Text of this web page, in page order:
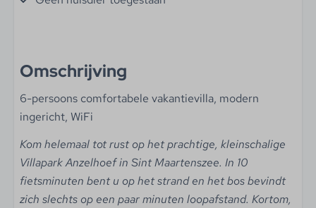
Woonoppervlakte (m²): 90
Roken niet toegestaan
Flatscreen TV
Keuken
Filter koffiezetapparaat
Waterkoker
Vaatwasser
Omschrijving
6-persoons comfortabele vakantievilla, modern
ingericht, WiFi
Kom helemaal tot rust op het prachtige, kleinschalige
Villapark Anzelhoef in Sint Maartenszee. In 10
fietsminuten bent u op het strand en het bos bevindt
zich slechts op een paar minuten loopafstand. Kortom,